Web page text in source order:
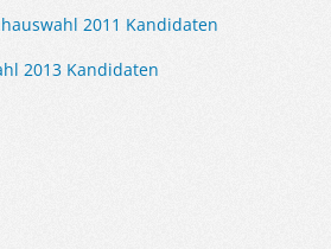
2011 Kandidaten
2013 Kandidaten